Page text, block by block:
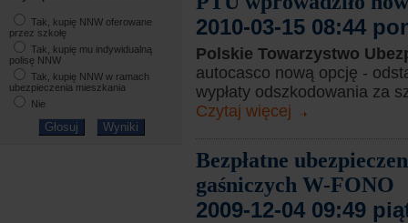
Tak, kupię NNW oferowane
przez szkołę
Tak, kupię mu indywidualną
polisę NNW
Tak, kupię NNW w ramach
ubezpieczenia mieszkania
Nie
2010-03-15 08:44
Polskie Towarzystwo
autocasco nową opcję -
wypłaty odszkodowania za
Czytaj więcej
Bezpłatne
gaśniczych W-FONO
2009-12-04 09:49